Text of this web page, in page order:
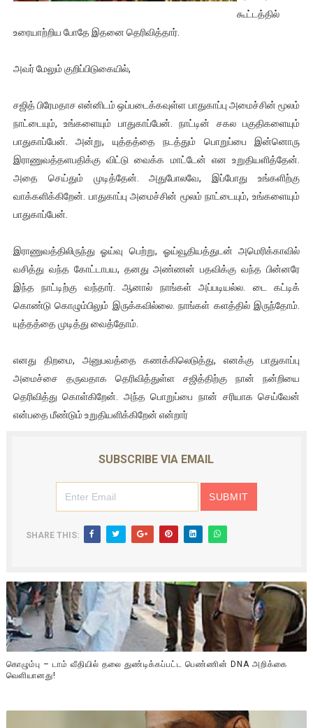
ஐ.நா முன்றலில் சீரற்ற காலநிலையிலும் தமிழின அழிப்பிற்கு
32 CM விநோத கன்றுக்குட்டி! (வீடியோ)
வலிமை தான் அஜித் திரைப்பயணத்திலே அதிக காலெக்ஷன் செய்த
கூட்டத்தில்
உரையாற்றிய போதே இதனை தெரிவித்தார்.
அவர் மேலும் குறிப்பிடுகையில்,
சஜித் பிரேமதாச என்னிடம் ஒப்படைக்கவுள்ள பாதுகாப்பு அமைச்சின் மூலம்
நாட்டையும், உங்களையும் பாதுகாப்பேன். நாட்டின் சகல பகுதிகளையும்
பாதுகாப்பேன். அன்று, யுத்தத்தை நடத்தும் பொறுப்பை இன்னொரு
இராணுவத்தளபதிக்கு விட்டு வைக்க மாட்டேன் என உறுதியளித்தேன்.
அதை செய்தும் முடித்தேன். அதுபோலவே, இப்போது உங்களிற்கு
வாக்களிக்கிறேன். பாதுகாப்பு அமைச்சின் மூலம் நாட்டையும், உங்களையும்
பாதுகாப்பேன்.
இராணுவத்திலிருந்து ஓய்வு பெற்று, ஓய்வூதியத்துடன் அமெரிக்காவில்
வசித்து வந்த கோட்டாபய, தனது அண்ணன் பதவிக்கு வந்த பின்னரே
இந்த நாட்டிற்கு வந்தார். ஆனால் நாங்கள் அப்படியல்ல. டை கட்டிக்
கொண்டு கொழும்பிலும் இருக்கவில்லை. நாங்கள் களத்தில் இருந்தோம்.
யுத்தத்தை முடித்து வைத்தோம்.
எனது திறமை, அனுபவத்தை கணக்கிலெடுத்து, எனக்கு பாதுகாப்பு
அமைச்சை தருவதாக தெரிவித்துள்ள சஜித்திற்கு நான் நன்றியை
தெரிவித்து கொள்கிறேன். அந்த பொறுப்பை நான் சரியாக செய்வேன்
என்பதை மீண்டும் உறுதியளிக்கிறேன் என்றார்
SUBSCRIBE VIA EMAIL
SHARE THIS:
கொழும்பு – டாம் வீதியில் தலை துண்டிக்கப்பட்ட பெண்ணின் DNA அறிக்கை
வௌியானது!